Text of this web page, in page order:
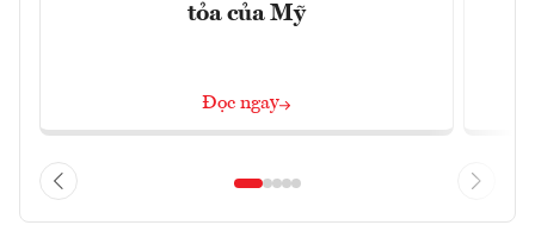
tỏa của Mỹ
Đọc ngay